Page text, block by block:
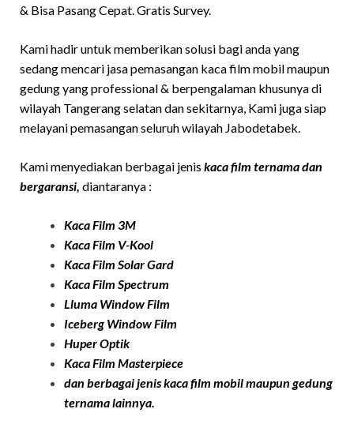
& Bisa Pasang Cepat. Gratis Survey.
Kami hadir untuk memberikan solusi bagi anda yang
sedang mencari jasa pemasangan kaca film mobil maupun
gedung yang professional & berpengalaman khusunya di
wilayah Tangerang selatan dan sekitarnya, Kami juga siap
melayani pemasangan seluruh wilayah Jabodetabek.
Kami menyediakan berbagai jenis kaca film ternama dan
bergaransi, diantaranya :
Kaca Film 3M
Kaca Film V-Kool
Kaca Film Solar Gard
Kaca Film Spectrum
Lluma Window Film
Iceberg Window Film
Huper Optik
Kaca Film Masterpiece
dan berbagai jenis kaca film mobil maupun gedung
ternama lainnya.